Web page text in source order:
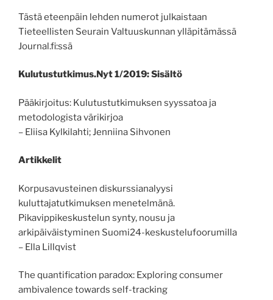
Tästä eteenpäin lehden numerot julkaistaan
Tieteellisten Seurain Valtuuskunnan ylläpitämässä
Journal.fi:ssä
Kulutustutkimus.Nyt 1/2019: Sisältö
Pääkirjoitus: Kulutustutkimuksen syyssatoa ja
metodologista värikirjoa
– Eliisa Kylkilahti; Jenniina Sihvonen
Artikkelit
Korpusavusteinen diskurssianalyysi
kuluttajatutkimuksen menetelmänä.
Pikavippikeskustelun synty, nousu ja
arkipäiväistyminen Suomi24-keskustelufoorumilla
– Ella Lillqvist
The quantification paradox: Exploring consumer
ambivalence towards self-tracking